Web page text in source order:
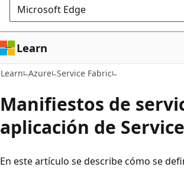
Microsoft Edge
Learn
Learn Azure Service Fabric
Manifiestos de
aplicación de
En este artículo se describe cómo se